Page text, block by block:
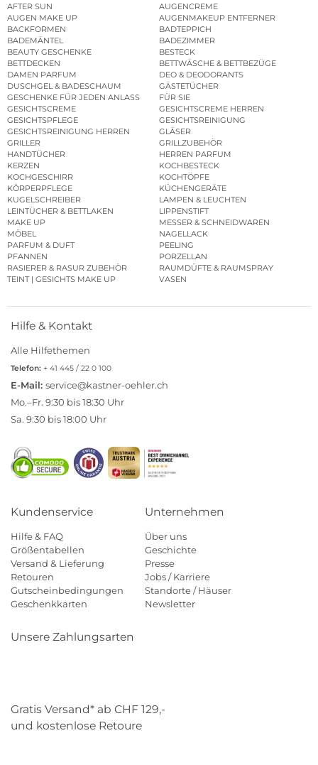
AFTER SUN
AUGENCREME
AUGEN MAKE UP
AUGENMAKEUP ENTFERNER
BACKFORMEN
BADTEPPICH
BADEMÄNTEL
BADEZIMMER
BEAUTY GESCHENKE
BESTECK
BETTDECKEN
BETTWÄSCHE & BETTBEZÜGE
DAMEN PARFUM
DEO & DEODORANTS
DUSCHGEL & BADESCHAUM
GÄSTETÜCHER
GESCHENKE FÜR JEDEN ANLASS
FÜR SIE
GESICHTSCREME
GESICHTSCREME HERREN
GESICHTSPFLEGE
GESICHTSREINIGUNG
GESICHTSREINIGUNG HERREN
GLÄSER
GRILLER
GRILLZUBEHÖR
HANDTÜCHER
HERREN PARFUM
KERZEN
KOCHBESTECK
KOCHGESCHIRR
KOCHTÖPFE
KÖRPERPFLEGE
KÜCHENGERÄTE
KUGELSCHREIBER
LAMPEN & LEUCHTEN
LEINTÜCHER & BETTLAKEN
LIPPENSTIFT
MAKE UP
MESSER & SCHNEIDWAREN
MÖBEL
NAGELLACK
PARFUM & DUFT
PEELING
PFANNEN
PORZELLAN
RASIERER & RASUR ZUBEHÖR
RAUMDÜFTE & RAUMSPRAY
TEINT | GESICHTS MAKE UP
VASEN
Hilfe & Kontakt
Alle Hilfethemen
Telefon: + 41 445 / 22 0 100
E-Mail: service@kastner-oehler.ch
Mo.–Fr. 9:30 bis 18:30 Uhr
Sa. 9:30 bis 18:00 Uhr
Kundenservice
Hilfe & FAQ
Größentabellen
Versand & Lieferung
Retouren
Gutscheinbedingungen
Geschenkkarten
Unternehmen
Über uns
Geschichte
Presse
Jobs / Karriere
Standorte / Häuser
Newsletter
Unsere Zahlungsarten
Gratis Versand* ab CHF 129,-
und kostenlose Retoure